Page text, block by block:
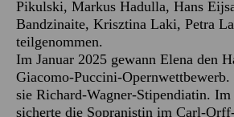
Pikulski, Markus Hadulla, Hans
Bandzinaite, Krisztina Laki, Petra
teilgenommen.
Im Januar 2025 gewann Elena den
Giacomo-Puccini-
sie Richard-Wagner-Stipendiatin.
sicherte die Sopranistin im Carl-